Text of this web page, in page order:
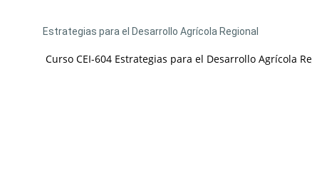
Estrategias para el Desarrollo Agrícola Regional
Curso CEI-604 Estrategias para el Desarrollo Agrícola